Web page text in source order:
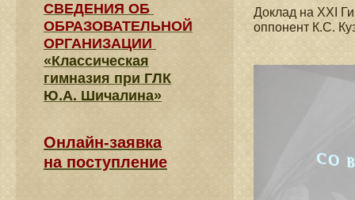
Доклад на XXI
оппонент К.С.
СВЕДЕНИЯ​ ОБ
ОБРАЗОВАТЕЛЬНОЙ
ОРГАНИЗАЦИИ
«Классическая
гимназия при ГЛК
Ю.А. Шичалина»
Онлайн-заявка
на поступление